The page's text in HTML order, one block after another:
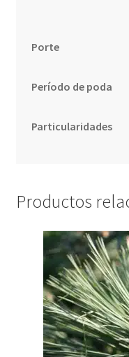
Porte
Período de poda
Particularidades
Productos